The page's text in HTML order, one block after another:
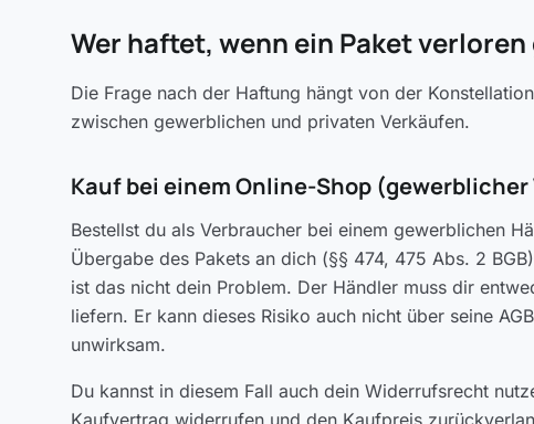
Wer haftet, wenn ein Paket verloren
Die Frage nach der Haftung hängt von der
zwischen gewerblichen und privaten Verkäufen.
Kauf bei einem Online-Shop
Bestellst du als Verbraucher bei einem gewerblichen
Übergabe des Pakets an dich (§§ 474, 475 Abs. 2
ist das nicht dein Problem. Der Händler muss dir
liefern. Er kann dieses Risiko auch nicht über seine
unwirksam.
Du kannst in diesem Fall auch dein Widerrufsrecht
Kaufvertrag widerrufen und den Kaufpreis